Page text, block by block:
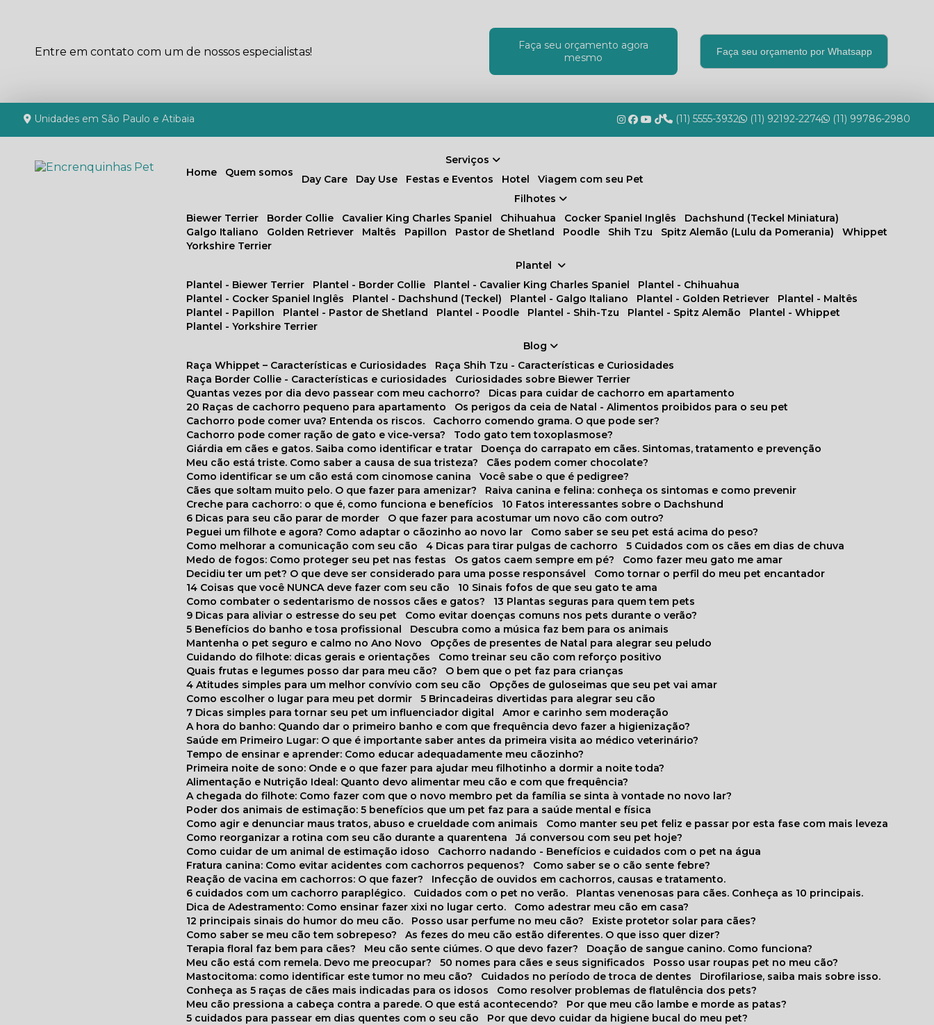
Entre em contato com um de nossos especialistas!
Faça seu orçamento agora
mesmo
Faça seu orçamento por Whatsapp
Unidades em São Paulo e Atibaia (11) 5555-3932 (11) 92192-2274 (11) 99786-2980
Home Quem somos
Plantel
Plantel - Biewer Terrier
Plantel - Border Collie Plantel - Cavalier King Charles Spaniel
Plantel - Chihuahua
Plantel - Cocker Spaniel Inglês
Plantel - Dachshund (Teckel) Plantel - Galgo Italiano Plantel - Golden Retriever
Plantel - Maltês
Plantel - Papillon
Plantel - Pastor de Shetland Plantel - Poodle Plantel - Shih-Tzu Plantel - Spitz Alemão
Plantel - Whippet
Plantel - Yorkshire Terrier
Blog
Raça Whippet – Características e Curiosidades
Raça Shih Tzu - Características e Curiosidades
Raça Border Collie - Características e curiosidades
Curiosidades sobre Biewer Terrier
Quantas vezes por dia devo passear com meu cachorro?
Dicas para cuidar de cachorro em apartamento
20 Raças de cachorro pequeno para apartamento
Os perigos da ceia de Natal - Alimentos proibidos para o seu pet
Cachorro pode comer uva? Entenda os riscos.
Cachorro comendo grama. O que pode ser?
Cachorro pode comer ração de gato e vice-versa?
Todo gato tem toxoplasmose?
Giárdia em cães e gatos. Saiba como identificar e tratar
Doença do carrapato em cães. Sintomas, tratamento e prevenção
Meu cão está triste. Como saber a causa de sua tristeza?
Cães podem comer chocolate?
Como identificar se um cão está com cinomose canina
Você sabe o que é pedigree?
Cães que soltam muito pelo. O que fazer para amenizar?
Raiva canina e felina: conheça os sintomas e como prevenir
Creche para cachorro: o que é, como funciona e benefícios
10 Fatos interessantes sobre o Dachshund
6 Dicas para seu cão parar de morder
O que fazer para acostumar um novo cão com outro?
Peguei um filhote e agora? Como adaptar o cãozinho ao novo lar
Como saber se seu pet está acima do peso?
Como melhorar a comunicação com seu cão
4 Dicas para tirar pulgas de cachorro
5 Cuidados com os cães em dias de chuva
Medo de fogos: Como proteger seu pet nas festas
Os gatos caem sempre em pé?
Como fazer meu gato me amar
Decidiu ter um pet? O que deve ser considerado para uma posse responsável
Como tornar o perfil do meu pet encantador
14 Coisas que você NUNCA deve fazer com seu cão
10 Sinais fofos de que seu gato te ama
Como combater o sedentarismo de nossos cães e gatos?
13 Plantas seguras para quem tem pets
9 Dicas para aliviar o estresse do seu pet
Como evitar doenças comuns nos pets durante o verão?
5 Benefícios do banho e tosa profissional
Descubra como a música faz bem para os animais
Mantenha o pet seguro e calmo no Ano Novo
Opções de presentes de Natal para alegrar seu peludo
Cuidando do filhote: dicas gerais e orientações
Como treinar seu cão com reforço positivo
Quais frutas e legumes posso dar para meu cão?
O bem que o pet faz para crianças
4 Atitudes simples para um melhor convívio com seu cão
Opções de guloseimas que seu pet vai amar
Como escolher o lugar para meu pet dormir
5 Brincadeiras divertidas para alegrar seu cão
7 Dicas simples para tornar seu pet um influenciador digital
Amor e carinho sem moderação
A hora do banho: Quando dar o primeiro banho e com que frequência devo fazer a higienização?
Saúde em Primeiro Lugar: O que é importante saber antes da primeira visita ao médico veterinário?
Tempo de ensinar e aprender: Como educar adequadamente meu cãozinho?
Primeira noite de sono: Onde e o que fazer para ajudar meu filhotinho a dormir a noite toda?
Alimentação e Nutrição Ideal: Quanto devo alimentar meu cão e com que frequência?
A chegada do filhote: Como fazer com que o novo membro pet da família se sinta à vontade no novo lar?
Poder dos animais de estimação: 5 benefícios que um pet faz para a saúde mental e física
Como agir e denunciar maus tratos, abuso e crueldade com animais
Como manter seu pet feliz e passar por esta fase com mais leveza
Como reorganizar a rotina com seu cão durante a quarentena
Já conversou com seu pet hoje?
Como cuidar de um animal de estimação idoso
Cachorro nadando - Benefícios e cuidados com o pet na água
Fratura canina: Como evitar acidentes com cachorros pequenos?
Como saber se o cão sente febre?
Reação de vacina em cachorros: O que fazer?
Infecção de ouvidos em cachorros, causas e tratamento.
6 cuidados com um cachorro paraplégico.
Cuidados com o pet no verão.
Plantas venenosas para cães. Conheça as 10 principais.
Dica de Adestramento: Como ensinar fazer xixi no lugar certo.
Como adestrar meu cão em casa?
12 principais sinais do humor do meu cão.
Posso usar perfume no meu cão?
Existe protetor solar para cães?
Como saber se meu cão tem sobrepeso?
As fezes do meu cão estão diferentes. O que isso quer dizer?
Terapia floral faz bem para cães?
Meu cão sente ciúmes. O que devo fazer?
Doação de sangue canino. Como funciona?
Meu cão está com remela. Devo me preocupar?
50 nomes para cães e seus significados
Posso usar roupas pet no meu cão?
Mastocitoma: como identificar este tumor no meu cão?
Cuidados no período de troca de dentes
Dirofilariose, saiba mais sobre isso.
Conheça as 5 raças de cães mais indicadas para os idosos
Como resolver problemas de flatulência dos pets?
Meu cão pressiona a cabeça contra a parede. O que está acontecendo?
Por que meu cão lambe e morde as patas?
5 cuidados para passear em dias quentes com o seu cão
Por que devo cuidar da higiene bucal do meu pet?
Serviços
Day Care
Day Use Festas e Eventos Hotel
Viagem com seu Pet
Filhotes
Biewer Terrier
Border Collie Cavalier King Charles Spaniel Chihuahua Cocker Spaniel Inglês
Dachshund (Teckel Miniatura)
Galgo Italiano
Golden Retriever Maltês Papillon Pastor de Shetland Poodle Shih Tzu Spitz Alemão (Lulu da Pomerania)
Whippet
Yorkshire Terrier